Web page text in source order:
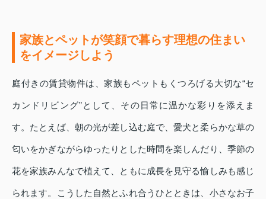
家族とペットが笑顔で暮らす理想の住まい
をイメージしよう
庭付きの賃貸物件は、家族もペットもくつろげる大切な“セ
カンドリビング”として、その日常に温かな彩りを添えま
す。たとえば、朝の光が差し込む庭で、愛犬と柔らかな草の
匂いをかぎながらゆったりとした時間を楽しんだり、季節の
花を家族みんなで植えて、ともに成長を見守る愉しみも感じ
られます。こうした自然とふれ合うひとときは、小さなお子